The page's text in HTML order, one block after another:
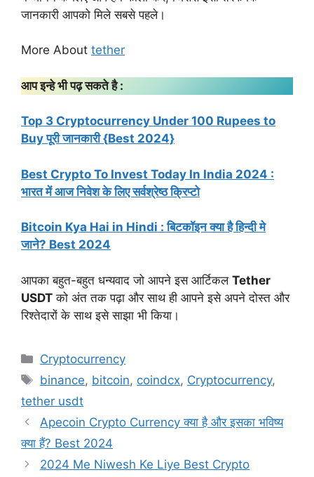
जानकारी आपको मिले सबसे पहले।
More About tether
आप इन्हे भी पढ़ सकते है :
Top 3 Cryptocurrency Under 100 Rupees to
Buy पूरी जानकारी {Best 2024}
Best Crypto To Invest Today In India 2024 :
भारत में आज निवेश के लिए सर्वश्रेष्ठ क्रिप्टो
Bitcoin Kya Hai in Hindi : बिटकॉइन क्या है हिन्दी मे
जाने? Best 2024
आपका बहुत-बहुत धन्यवाद जो आपने इस आर्टिकल Tether
USDT को अंत तक पढ़ा और साथ ही आपने इसे अपने दोस्त और
रिश्तेदारों के साथ इसे साझा भी किया।
Categories
Cryptocurrency
Tags
binance, bitcoin, coindcx, Cryptocurrency,
tether usdt
Apecoin Crypto Currency क्या है और इसका भविष्य
क्या हैं? Best 2024
2024 Me Niwesh Ke Liye Best Crypto